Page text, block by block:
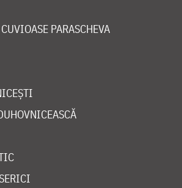
PARASCHEVA